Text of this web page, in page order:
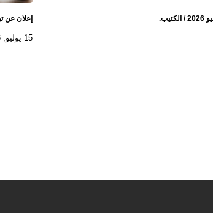
إعلان
15 يوليو, 2026